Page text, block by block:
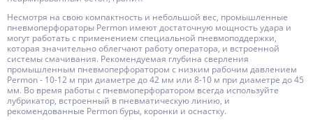
Несмотря на свою компактность и небольшой вес, промышленные
пневмоперфораторы Permon имеют достаточную мощность удара и
могут работать с применением специальной пневмоподдержки,
которая значительно облегчают работу оператора, и встроенной
системы смачивания. Рекомендуемая глубина сверления
промышленным пневмоперфоратором с низким рабочим давлением
Permon - 10-12 м при диаметре до 42 мм или 8-10 м при диаметре до 45
мм. Во время работы с пневмоперфоратором всегда используйте
лубрикатор, встроенный в пневматическую линию, и
рекомендованные Permon буры, коронки и оснастку.